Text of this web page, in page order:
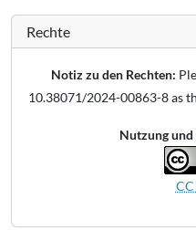
Rechte
Notiz zu den Rechten:
10.38071/2024-00863-8 as
Nutzung
CC